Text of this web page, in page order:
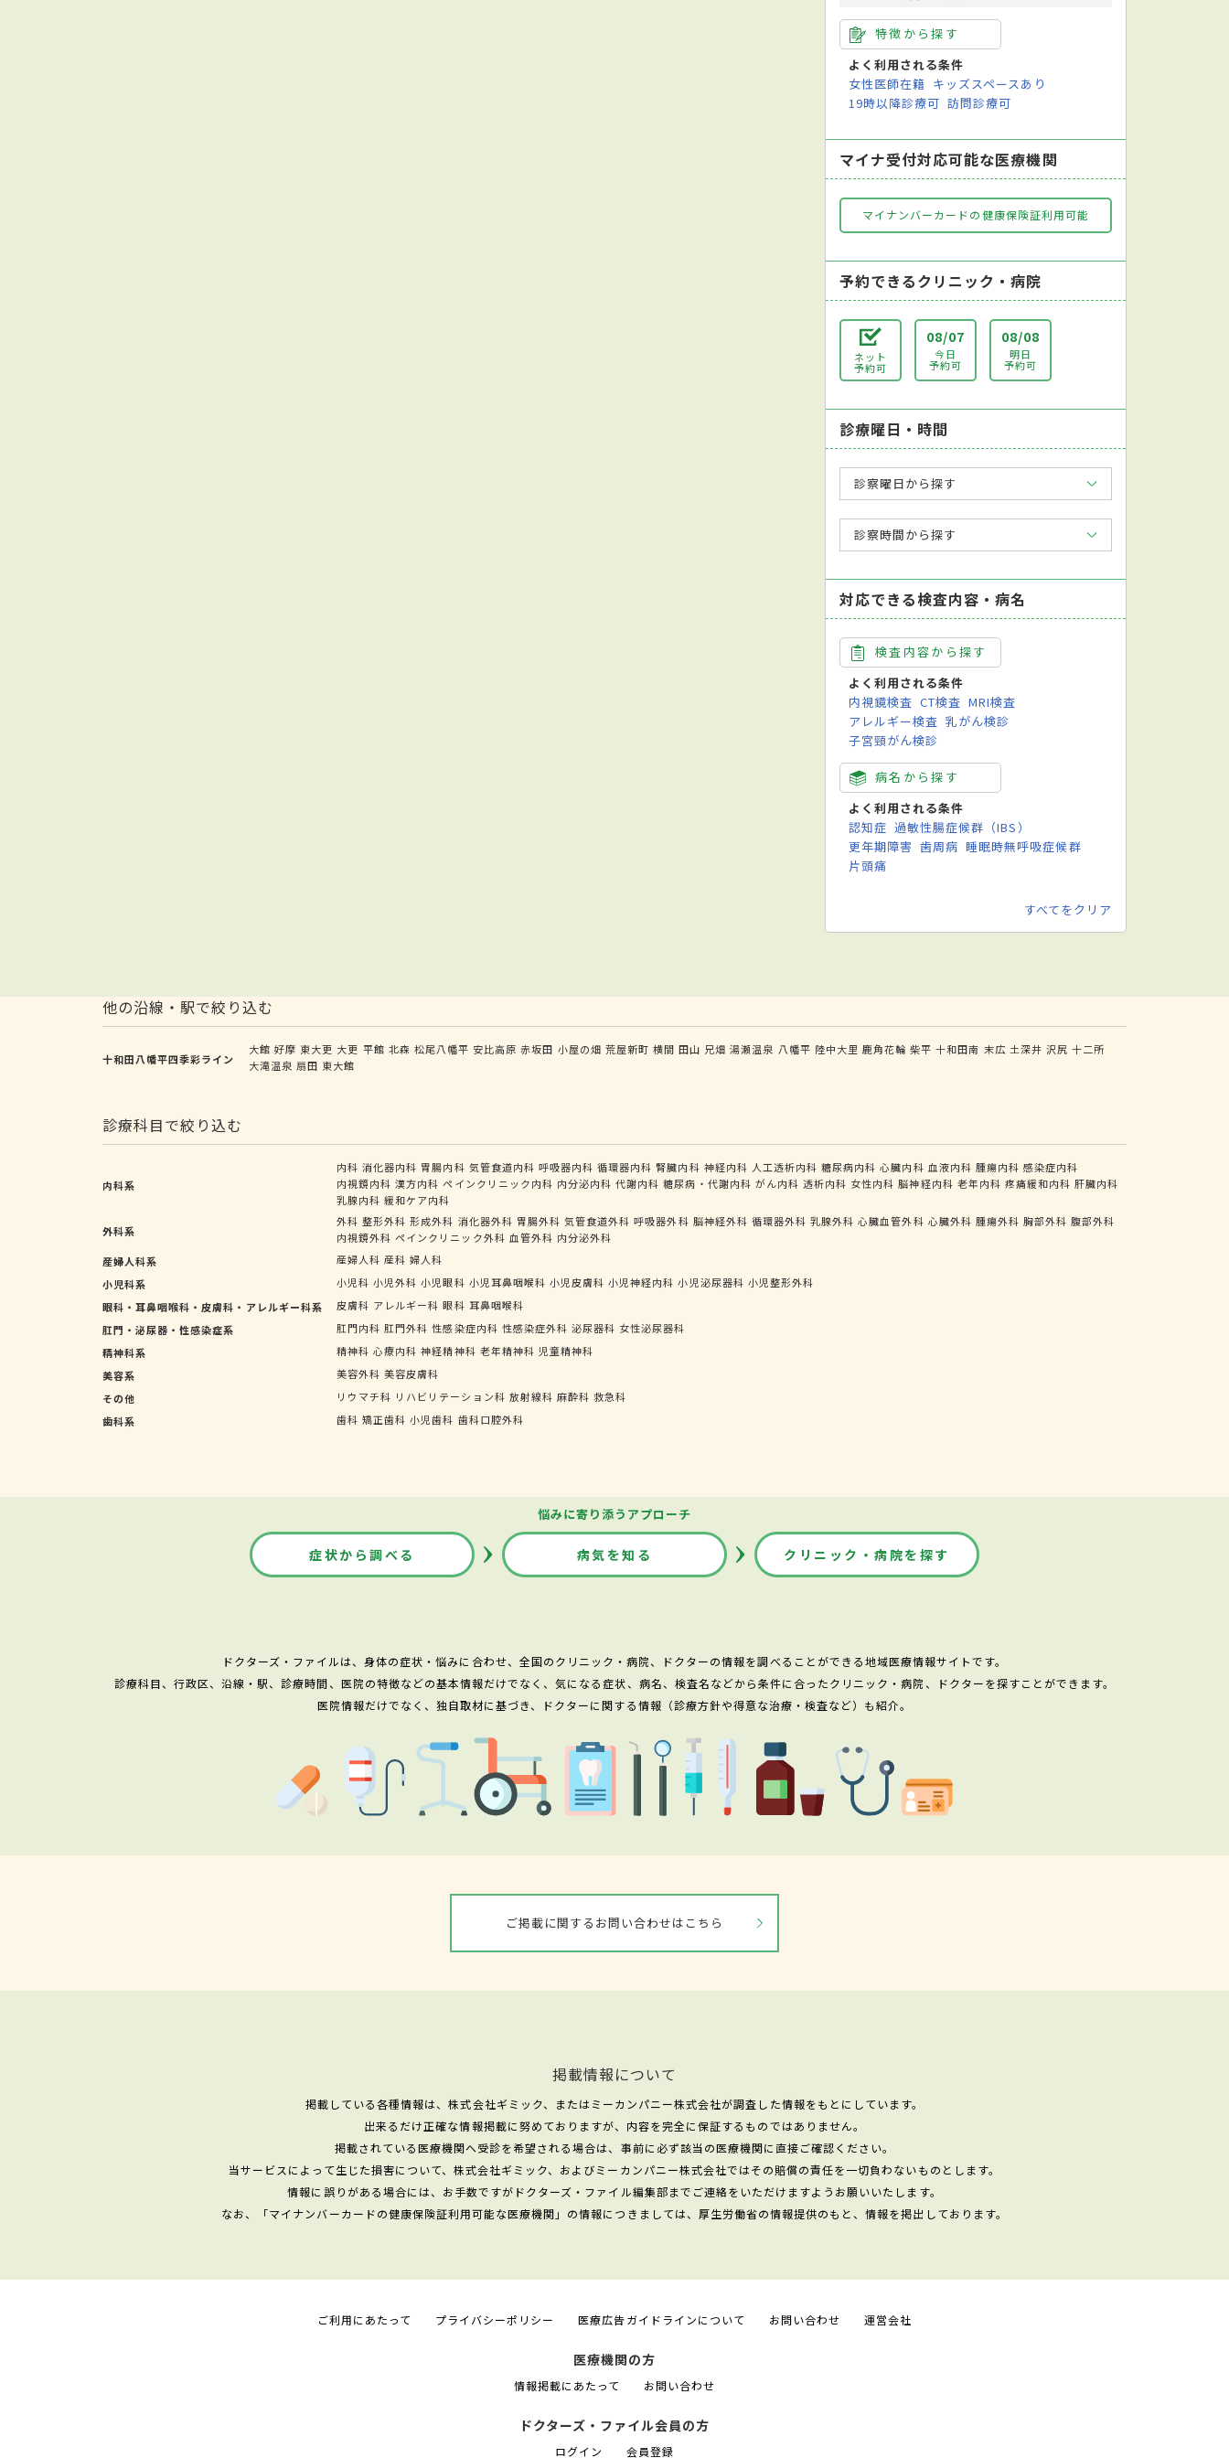
特徴から探す
よく利用される条件
女性医師在籍 キッズスペースあり
19時以降診療可 訪問診療可
マイナ受付対応可能な医療機関
マイナンバーカードの健康保険証利用可能
予約できるクリニック・病院
ネット
予約可
08/07
今日
予約可
08/08
明日
予約可
診療曜日・時間
診察曜日から探す
診察時間から探す
対応できる検査内容・病名
検査内容から探す
よく利用される条件
内視鏡検査 CT検査 MRI検査
アレルギー検査 乳がん検診
子宮頸がん検診
病名から探す
よく利用される条件
認知症 過敏性腸症候群（IBS）
更年期障害 歯周病 睡眠時無呼吸症候群
片頭痛
すべてをクリア
他の沿線・駅で絞り込む
十和田八幡平四季彩ライン
大館 好摩 東大更 大更 平館 北森 松尾八幡平 安比高原 赤坂田 小屋の畑 荒屋新町 横間 田山 兄畑 湯瀬温泉 八幡平 陸中大里 鹿角花輪 柴平 十和田南 末広 土深井 沢尻 十二所
大滝温泉 扇田 東大館
診療科目で絞り込む
内科系
内科 消化器内科 胃腸内科 気管食道内科 呼吸器内科 循環器内科 腎臓内科 神経内科 人工透析内科 糖尿病内科 心臓内科 血液内科 腫瘍内科 感染症内科
内視鏡内科 漢方内科 ペインクリニック内科 内分泌内科 代謝内科 糖尿病・代謝内科 がん内科 透析内科 女性内科 脳神経内科 老年内科 疼痛緩和内科 肝臓内科
乳腺内科 緩和ケア内科
外科系
外科 整形外科 形成外科 消化器外科 胃腸外科 気管食道外科 呼吸器外科 脳神経外科 循環器外科 乳腺外科 心臓血管外科 心臓外科 腫瘍外科 胸部外科 腹部外科
内視鏡外科 ペインクリニック外科 血管外科 内分泌外科
産婦人科系
産婦人科 産科 婦人科
小児科系
小児科 小児外科 小児眼科 小児耳鼻咽喉科 小児皮膚科 小児神経内科 小児泌尿器科 小児整形外科
眼科・耳鼻咽喉科・皮膚科・アレルギー科系
皮膚科 アレルギー科 眼科 耳鼻咽喉科
肛門・泌尿器・性感染症系
肛門内科 肛門外科 性感染症内科 性感染症外科 泌尿器科 女性泌尿器科
精神科系
精神科 心療内科 神経精神科 老年精神科 児童精神科
美容系
美容外科 美容皮膚科
その他
リウマチ科 リハビリテーション科 放射線科 麻酔科 救急科
歯科系
歯科 矯正歯科 小児歯科 歯科口腔外科
悩みに寄り添うアプローチ
症状から調べる 病気を知る クリニック・病院を探す
ドクターズ・ファイルは、身体の症状・悩みに合わせ、全国のクリニック・病院、ドクターの情報を調べることができる地域医療情報サイトです。
診療科目、行政区、沿線・駅、診療時間、医院の特徴などの基本情報だけでなく、気になる症状、病名、検査名などから条件に合ったクリニック・病院、ドクターを探すことができます。
医院情報だけでなく、独自取材に基づき、ドクターに関する情報（診療方針や得意な治療・検査など）も紹介。
ご掲載に関するお問い合わせはこちら
掲載情報について
掲載している各種情報は、株式会社ギミック、またはミーカンパニー株式会社が調査した情報をもとにしています。
出来るだけ正確な情報掲載に努めておりますが、内容を完全に保証するものではありません。
掲載されている医療機関へ受診を希望される場合は、事前に必ず該当の医療機関に直接ご確認ください。
当サービスによって生じた損害について、株式会社ギミック、およびミーカンパニー株式会社ではその賠償の責任を一切負わないものとします。
情報に誤りがある場合には、お手数ですがドクターズ・ファイル編集部までご連絡をいただけますようお願いいたします。
なお、「マイナンバーカードの健康保険証利用可能な医療機関」の情報につきましては、厚生労働省の情報提供のもと、情報を掲出しております。
ご利用にあたって プライバシーポリシー 医療広告ガイドラインについて お問い合わせ 運営会社
医療機関の方
情報掲載にあたって お問い合わせ
ドクターズ・ファイル会員の方
ログイン 会員登録